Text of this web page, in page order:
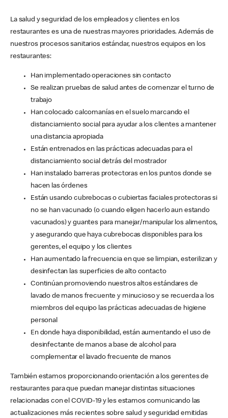
La salud y seguridad de los empleados y clientes en los
restaurantes es una de nuestras mayores prioridades. Además de
nuestros procesos sanitarios estándar, nuestros equipos en los
restaurantes:
Han implementado operaciones sin contacto
Se realizan pruebas de salud antes de comenzar el turno de
trabajo
Han colocado calcomanías en el suelo marcando el
distanciamiento social para ayudar a los clientes a mantener
una distancia apropiada
Están entrenados en las prácticas adecuadas para el
distanciamiento social detrás del mostrador
Han instalado barreras protectoras en los puntos donde se
hacen las órdenes
Están usando cubrebocas o cubiertas faciales protectoras si
no se han vacunado (o cuando eligen hacerlo aun estando
vacunados) y guantes para manejar/manipular los alimentos,
y asegurando que haya cubrebocas disponibles para los
gerentes, el equipo y los clientes
Han aumentado la frecuencia en que se limpian, esterilizan y
desinfectan las superficies de alto contacto
Continúan promoviendo nuestros altos estándares de
lavado de manos frecuente y minucioso y se recuerda a los
miembros del equipo las prácticas adecuadas de higiene
personal
En donde haya disponibilidad, están aumentando el uso de
desinfectante de manos a base de alcohol para
complementar el lavado frecuente de manos
También estamos proporcionando orientación a los gerentes de
restaurantes para que puedan manejar distintas situaciones
relacionadas con el COVID-19 y les estamos comunicando las
actualizaciones más recientes sobre salud y seguridad emitidas